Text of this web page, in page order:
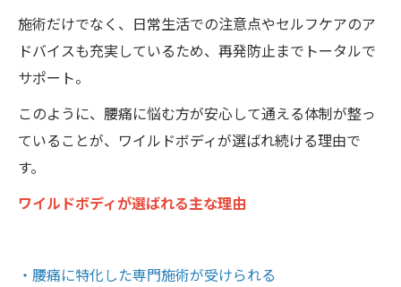
施術だけでなく、日常生活での注意点やセルフケアのア
ドバイスも充実しているため、再発防止までトータルで
サポート。
このように、腰痛に悩む方が安心して通える体制が整っ
ていることが、ワイルドボディが選ばれ続ける理由で
す。
ワイルドボディが選ばれる主な理由
・腰痛に特化した専門施術が受けられる